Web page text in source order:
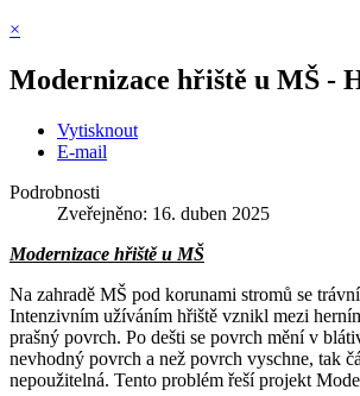
×
Modernizace hřiště u MŠ -
Vytisknout
E-mail
Podrobnosti
Zveřejněno: 16. duben 2025
Modernizace hřiště u MŠ
Na zahradě MŠ pod korunami stromů se
Intenzivním užíváním hřiště vznikl mezi
prašný povrch. Po dešti se povrch mění v
nevhodný povrch a než povrch vyschne, tak
nepoužitelná. Tento problém řeší projekt